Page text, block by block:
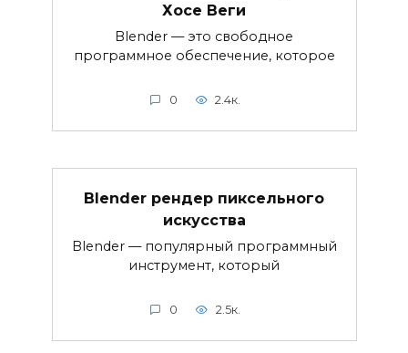
Хосе Веги
Blender — это свободное
программное обеспечение, которое
0 2.4к.
Blender рендер пиксельного
искусства
Blender — популярный программный
инструмент, который
0 2.5к.